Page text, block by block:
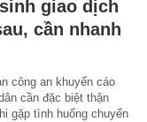
giao dịch
cần nhanh
công an khuyến cáo
cần đặc biệt thận
gặp tình huống chuyển